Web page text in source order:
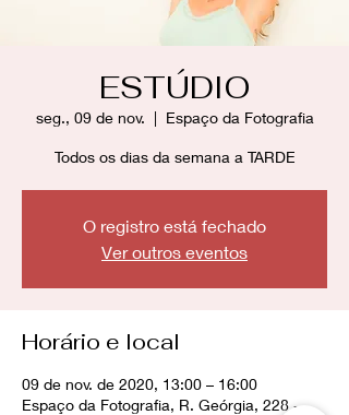
ESTÚDIO
seg., 09 de nov.
  |
Espaço da Fotografia
Todos os dias da semana a TARDE
O registro está fechado
Ver outros eventos
Horário e local
09 de nov. de 2020, 13:00 – 16:00
Espaço da Fotografia, R. Geórgia, 228 -